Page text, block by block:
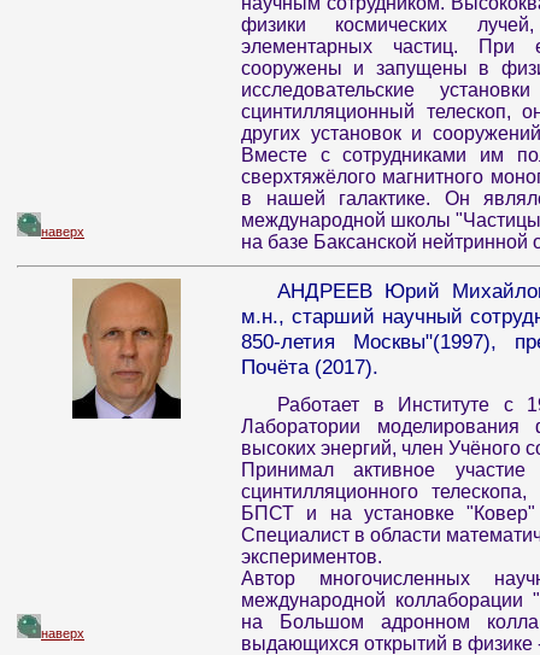
физики космических
элементарных частиц. При
сооружены и запущены в
исследовательские
сцинтилляционный телескоп,
других установок и
Вместе с сотрудниками им
сверхтяжёлого магнитного
в нашей галактике. Он
международной школы
на базе Баксанской нейтринной
наверх
АНДРЕЕВ Юрий
м.н., старший научный
850-летия Москвы"(1997),
Почёта (2017).
Работает в Институте с
Лаборатории моделирования
высоких энергий, член Учёного
Принимал активное
сцинтилляционного
БПСТ и на установке "Ковер"
Специалист в области
экспериментов.
Автор многочисленных
международной
на Большом адронном
выдающихся открытий в физике
наверх